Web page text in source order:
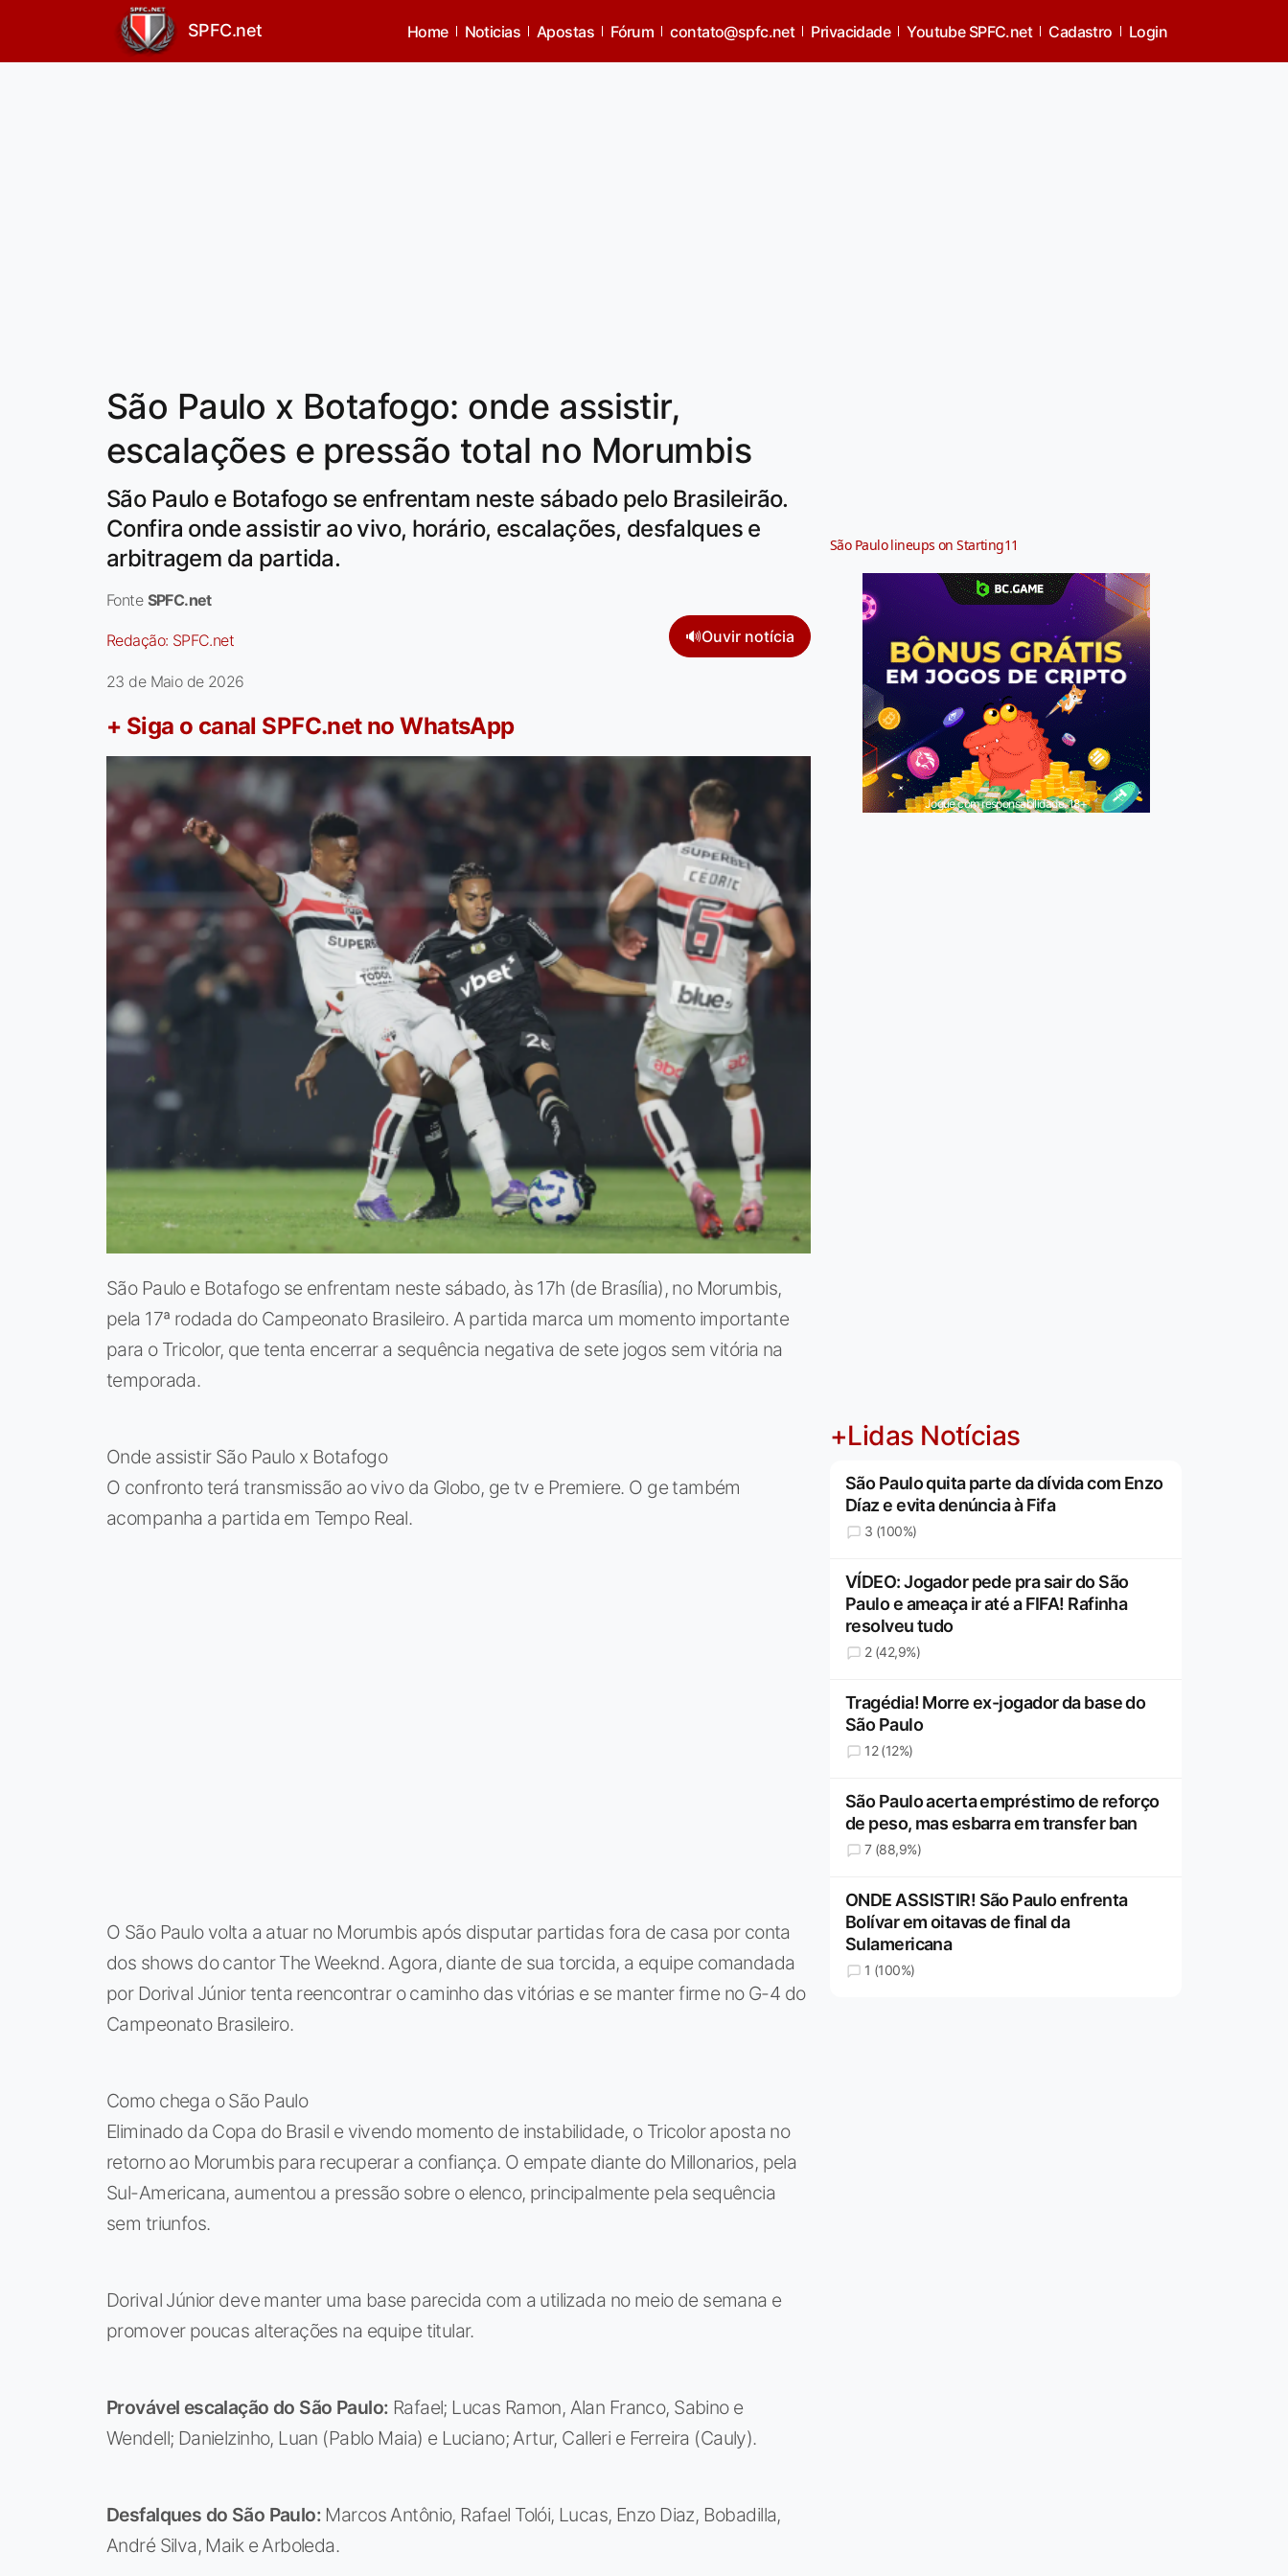
SPFC.net Home Noticias Apostas Fórum contato@spfc.net Privacidade Youtube SPFC.net Cadastro Login
São Paulo x Botafogo: onde assistir,
escalações e pressão total no Morumbis
São Paulo e Botafogo se enfrentam neste sábado pelo Brasileirão.
Confira onde assistir ao vivo, horário, escalações, desfalques e
arbitragem da partida.
Fonte SPFC.net
Redação: SPFC.net 🔊Ouvir notícia
23 de Maio de 2026
+ Siga o canal SPFC.net no WhatsApp
São Paulo e Botafogo se enfrentam neste sábado, às 17h (de Brasília), no Morumbis,
pela 17ª rodada do Campeonato Brasileiro. A partida marca um momento importante
para o Tricolor, que tenta encerrar a sequência negativa de sete jogos sem vitória na
temporada.
Onde assistir São Paulo x Botafogo
O confronto terá transmissão ao vivo da Globo, ge tv e Premiere. O ge também
acompanha a partida em Tempo Real.
O São Paulo volta a atuar no Morumbis após disputar partidas fora de casa por conta
dos shows do cantor The Weeknd. Agora, diante de sua torcida, a equipe comandada
por Dorival Júnior tenta reencontrar o caminho das vitórias e se manter firme no G-4 do
Campeonato Brasileiro.
Como chega o São Paulo
Eliminado da Copa do Brasil e vivendo momento de instabilidade, o Tricolor aposta no
retorno ao Morumbis para recuperar a confiança. O empate diante do Millonarios, pela
Sul-Americana, aumentou a pressão sobre o elenco, principalmente pela sequência
sem triunfos.
Dorival Júnior deve manter uma base parecida com a utilizada no meio de semana e
promover poucas alterações na equipe titular.
Provável escalação do São Paulo: Rafael; Lucas Ramon, Alan Franco, Sabino e
Wendell; Danielzinho, Luan (Pablo Maia) e Luciano; Artur, Calleri e Ferreira (Cauly).
Desfalques do São Paulo: Marcos Antônio, Rafael Tolói, Lucas, Enzo Diaz, Bobadilla,
André Silva, Maik e Arboleda.
São Paulo lineups on Starting11
Jogue com responsabilidade. 18+
+Lidas Notícias
São Paulo quita parte da dívida com Enzo
Díaz e evita denúncia à Fifa
3 (100%)
VÍDEO: Jogador pede pra sair do São
Paulo e ameaça ir até a FIFA! Rafinha
resolveu tudo
2 (42,9%)
Tragédia! Morre ex-jogador da base do
São Paulo
12 (12%)
São Paulo acerta empréstimo de reforço
de peso, mas esbarra em transfer ban
7 (88,9%)
ONDE ASSISTIR! São Paulo enfrenta
Bolívar em oitavas de final da
Sulamericana
1 (100%)